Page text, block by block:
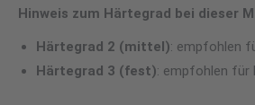
Hinweis zum Härtegrad bei dieser
Härtegrad 2 (mittel): empfohlen
Härtegrad 3 (fest): empfohlen für